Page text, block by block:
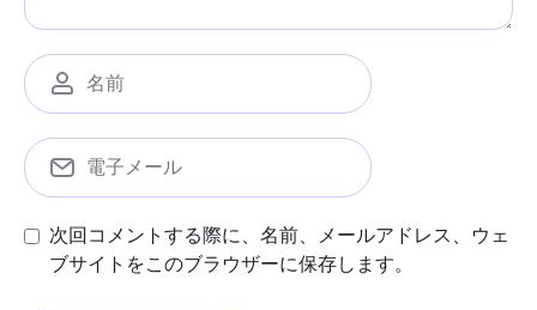
次回コメントする際に、名前、メールアドレス、ウェ
ブサイトをこのブラウザーに保存します。